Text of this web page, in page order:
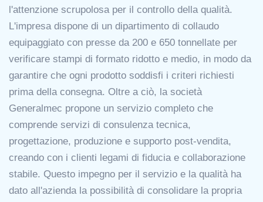
l'attenzione scrupolosa per il controllo della qualità.
L'impresa dispone di un dipartimento di collaudo
equipaggiato con presse da 200 e 650 tonnellate per
verificare stampi di formato ridotto e medio, in modo da
garantire che ogni prodotto soddisfi i criteri richiesti
prima della consegna. Oltre a ciò, la società
Generalmec propone un servizio completo che
comprende servizi di consulenza tecnica,
progettazione, produzione e supporto post-vendita,
creando con i clienti legami di fiducia e collaborazione
stabile. Questo impegno per il servizio e la qualità ha
dato all'azienda la possibilità di consolidare la propria